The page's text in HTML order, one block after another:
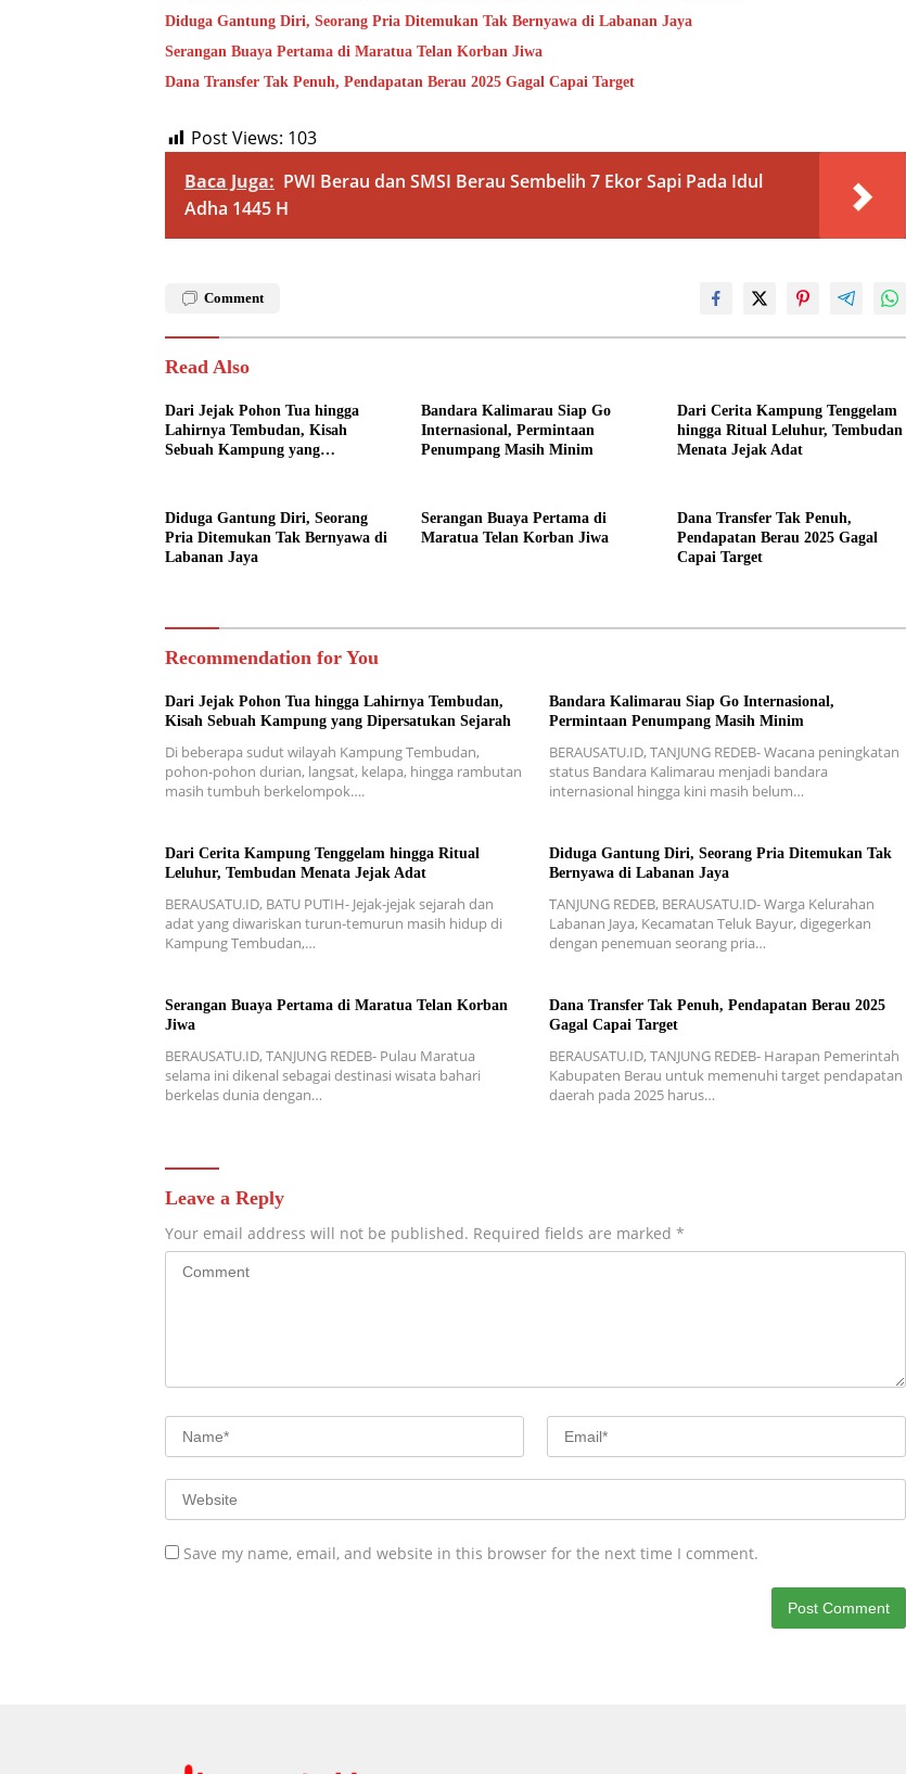
Diduga Gantung Diri, Seorang Pria Ditemukan Tak Bernyawa di Labanan Jaya
Serangan Buaya Pertama di Maratua Telan Korban Jiwa
Dana Transfer Tak Penuh, Pendapatan Berau 2025 Gagal Capai Target
Post Views: 103
Baca Juga: PWI Berau dan SMSI Berau Sembelih 7 Ekor Sapi Pada Idul
Adha 1445 H
Comment
Read Also
Dari Jejak Pohon Tua hingga
Lahirnya Tembudan, Kisah
Sebuah Kampung yang
Bandara Kalimarau Siap Go
Internasional, Permintaan
Penumpang Masih Minim
Dari Cerita Kampung Tenggelam
hingga Ritual Leluhur, Tembudan
Menata Jejak Adat
Diduga Gantung Diri, Seorang
Pria Ditemukan Tak Bernyawa di
Labanan Jaya
Serangan Buaya Pertama di
Maratua Telan Korban Jiwa
Dana Transfer Tak Penuh,
Pendapatan Berau 2025 Gagal
Capai Target
Recommendation for You
Dari Jejak Pohon Tua hingga Lahirnya Tembudan,
Kisah Sebuah Kampung yang Dipersatukan Sejarah
Di beberapa sudut wilayah Kampung Tembudan,
pohon-pohon durian, langsat, kelapa, hingga rambutan
masih tumbuh berkelompok….
Bandara Kalimarau Siap Go Internasional,
Permintaan Penumpang Masih Minim
BERAUSATU.ID, TANJUNG REDEB- Wacana peningkatan
status Bandara Kalimarau menjadi bandara
internasional hingga kini masih belum…
Dari Cerita Kampung Tenggelam hingga Ritual
Leluhur, Tembudan Menata Jejak Adat
BERAUSATU.ID, BATU PUTIH- Jejak-jejak sejarah dan
adat yang diwariskan turun-temurun masih hidup di
Kampung Tembudan,…
Diduga Gantung Diri, Seorang Pria Ditemukan Tak
Bernyawa di Labanan Jaya
TANJUNG REDEB, BERAUSATU.ID- Warga Kelurahan
Labanan Jaya, Kecamatan Teluk Bayur, digegerkan
dengan penemuan seorang pria…
Serangan Buaya Pertama di Maratua Telan Korban
Jiwa
BERAUSATU.ID, TANJUNG REDEB- Pulau Maratua
selama ini dikenal sebagai destinasi wisata bahari
berkelas dunia dengan…
Dana Transfer Tak Penuh, Pendapatan Berau 2025
Gagal Capai Target
BERAUSATU.ID, TANJUNG REDEB- Harapan Pemerintah
Kabupaten Berau untuk memenuhi target pendapatan
daerah pada 2025 harus…
Leave a Reply
Your email address will not be published. Required fields are marked *
Save my name, email, and website in this browser for the next time I comment.